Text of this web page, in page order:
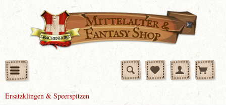
Ersatzklingen & Speerspitzen